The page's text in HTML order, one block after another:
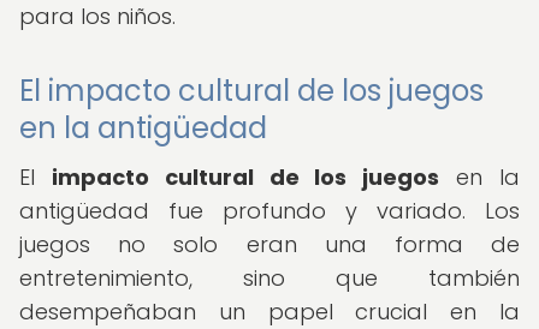
para los niños.
El impacto cultural de los juegos
en la antigüedad
El impacto cultural de los juegos en la
antigüedad fue profundo y variado. Los
juegos no solo eran una forma de
entretenimiento, sino que también
desempeñaban un papel crucial en la